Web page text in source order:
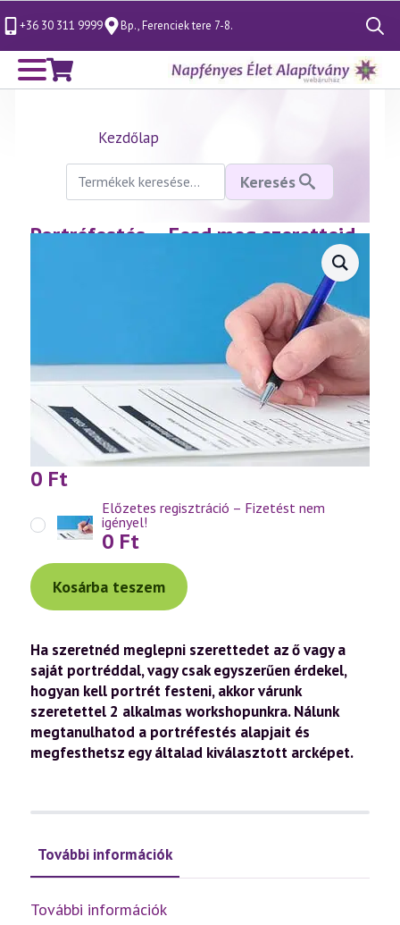
+36 30 311 9999 Bp., Ferenciek tere 7-8.
Search
for:
Kezdőlap
Keresés
következőre:
Keresés
Portréfestés – Fesd meg szeretteid
arcképént, vagy készíts önarcképet!
0 Ft
Előzetes regisztráció – Fizetést nem
igényel!
0 Ft
Kosárba teszem
Ha szeretnéd meglepni szerettedet az ő vagy a
saját portréddal, vagy csak egyszerűen érdekel,
hogyan kell portrét festeni, akkor várunk
szeretettel 2 alkalmas workshopunkra. Nálunk
megtanulhatod a portréfestés alapjait és
megfesthetsz egy általad kiválasztott arcképet.
További információk
További információk